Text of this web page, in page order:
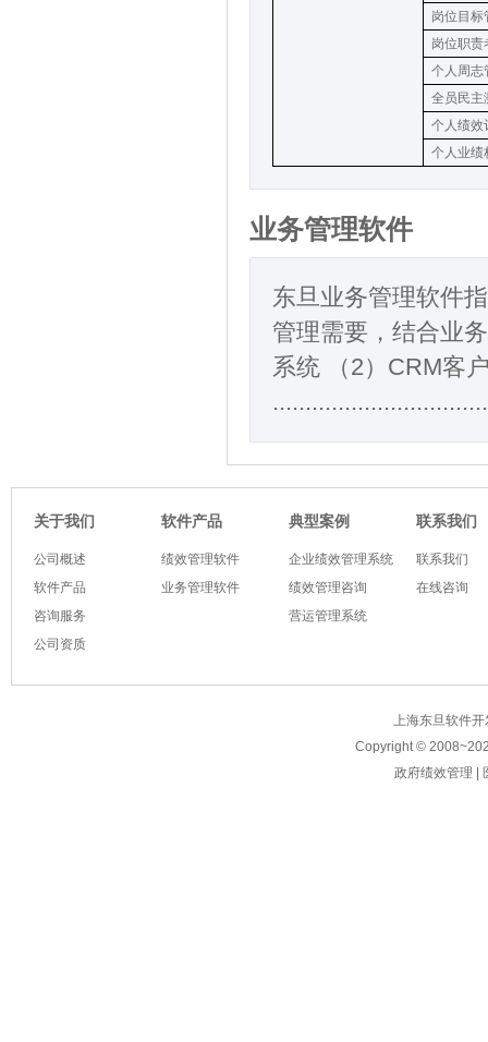
岗位目标
岗位职责
个人周志
全员民主
个人绩效
个人业绩
业务管理软件
东旦业务管理软件
管理需要，结合业
系统 （2）CRM客
关于我们
公司概述
软件产品
咨询服务
公司资质
软件产品
绩效管理软件
业务管理软件
典型案例
企业绩效管理系统
绩效管理咨询
营运管理系统
联系我们
联系我们
在线咨询
上海东旦软件
Copyright © 2008~
政府绩效管理 |